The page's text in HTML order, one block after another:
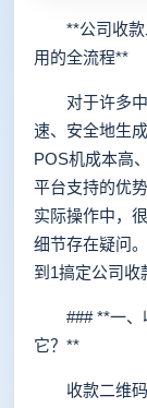
**公司收款
用的全流程**
对于许多中
速、安全地生
POS机成本高
平台支持的优
实际操作中，
细节存在疑问
到1搞定公司收
### **一、
它？**
收款二维码